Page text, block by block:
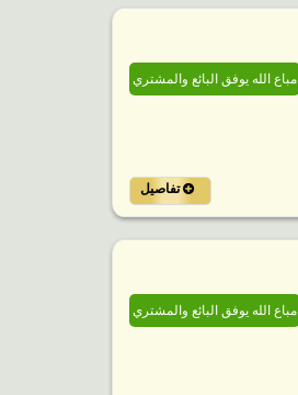
مباع الله يوفق البائع والمشتري
تفاصيل
مباع الله يوفق البائع والمشتري